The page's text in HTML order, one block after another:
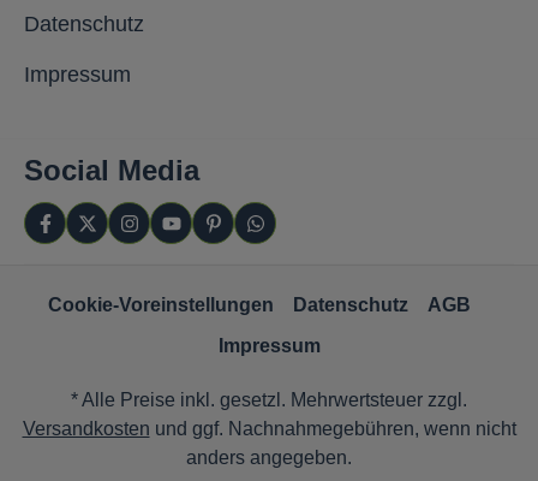
Datenschutz
Impressum
Social Media
Cookie-Voreinstellungen Datenschutz
AGB
Impressum
* Alle Preise inkl. gesetzl. Mehrwertsteuer zzgl.
Versandkosten und ggf. Nachnahmegebühren, wenn nicht
anders angegeben.